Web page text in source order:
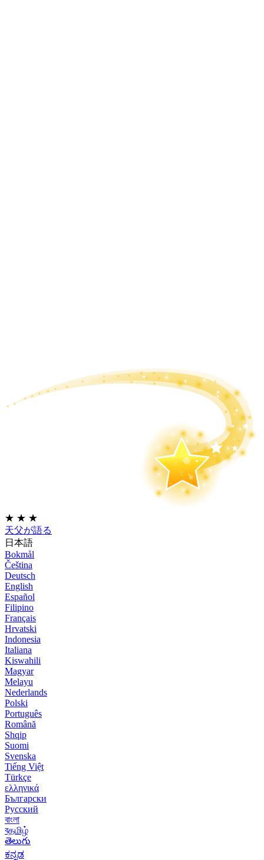
★ ★ ★
天父が語る
日本語
Bokmål
Čeština
Deutsch
English
Español
Filipino
Français
Hrvatski
Indonesia
Italiana
Kiswahili
Magyar
Melayu
Nederlands
Polski
Português
Română
Shqip
Suomi
Svenska
Tiếng Việt
Türkçe
ελληνικά
Български
Русский
বাংলা
বதமிழ்
తెలుగు
ಕನ್ನಡ